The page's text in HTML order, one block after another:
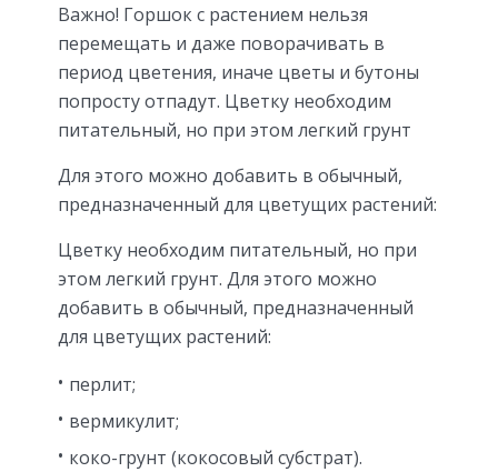
Важно! Горшок с растением нельзя
перемещать и даже поворачивать в
период цветения, иначе цветы и бутоны
попросту отпадут. Цветку необходим
питательный, но при этом легкий грунт
Для этого можно добавить в обычный,
предназначенный для цветущих растений:
Цветку необходим питательный, но при
этом легкий грунт. Для этого можно
добавить в обычный, предназначенный
для цветущих растений:
перлит;
вермикулит;
коко-грунт (кокосовый субстрат).